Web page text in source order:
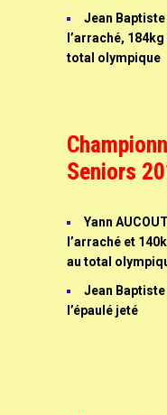
Jean Baptiste
l’arraché,
total olympique
Seniors
Yann
l’arraché et
au total
Jean Baptiste
l’épaulé jeté